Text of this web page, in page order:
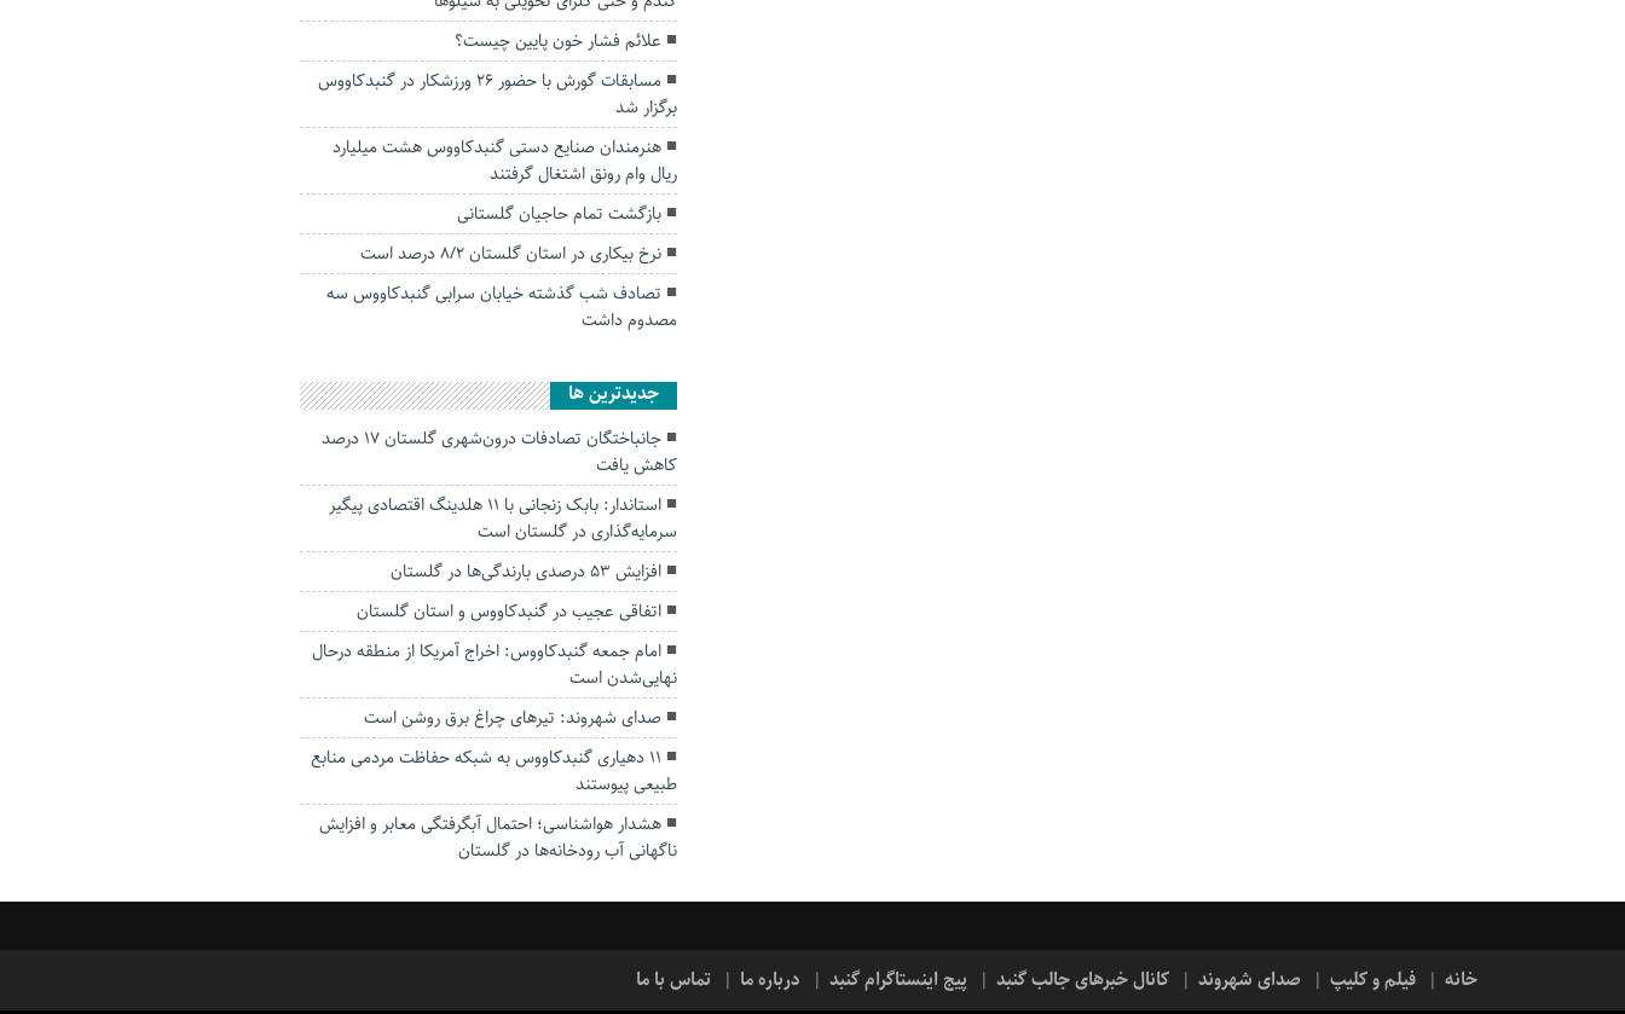
علائم فشار خون پایین چیست؟
مسابقات گورش با حضور ۲۶ ورزشکار در گنبدکاووس
برگزار شد
هنرمندان صنایع دستی گنبدکاووس هشت میلیارد
ریال وام رونق اشتغال گرفتند
بازگشت تمام حاجیان گلستانی
نرخ بیکاری در استان گلستان ۸/۲ درصد است
تصادف شب گذشته خیابان سرابی گنبدکاووس سه
مصدوم داشت
جديدترين ها
جانباختگان تصادفات درون‌شهری گلستان ۱۷ درصد
کاهش یافت
استاندار: بابک زنجانی با ۱۱ هلدینگ اقتصادی پیگیر
سرمایه‌گذاری در گلستان است
افزایش ۵۳ درصدی بارندگی‌ها در گلستان
اتفاقی عجیب در‌ گنبدکاووس و استان گلستان
امام جمعه گنبدکاووس: اخراج آمریکا از منطقه درحال
نهایی‌شدن است
صدای شهروند: تیرهای چراغ برق روشن است
۱۱ دهیاری گنبدکاووس به شبکه حفاظت مردمی منابع
طبیعی پیوستند
هشدار هواشناسی؛ احتمال آبگرفتگی معابر و افزایش
ناگهانی آب رودخانه‌ها در گلستان
خانه فیلم و کلیپ صدای شهروند کانال خبرهای جالب گنبد پیج اینستاگرام گنبد درباره ما تماس با ما